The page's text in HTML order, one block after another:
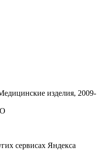
изделия, 2009-
сервисах Яндекса